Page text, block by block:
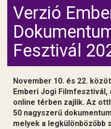
Verzió
Fesztivál
November 10. és 22.
Emberi Jogi Filmfesztivál,
online térben zajlik. Az
50 nagyszerű
melyek a legkülönbözőbb